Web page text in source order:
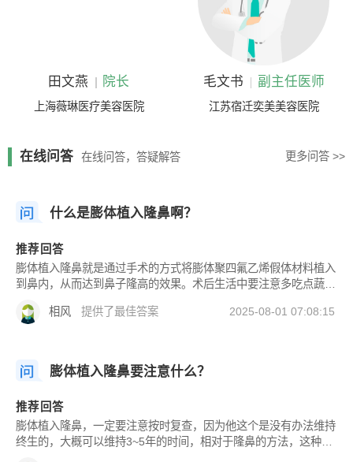
田文燕 院长
上海薇琳医疗美容医院
毛文书 副主任医师
江苏宿迁奕美美容医院
在线问答 在线问答，答疑解答 更多问答 >>
什么是膨体植入隆鼻啊？
推荐回答
膨体植入隆鼻就是通过手术的方式将膨体聚四氟乙烯假体材料植入
到鼻内，从而达到鼻子隆高的效果。术后生活中要注意多吃点蔬
的蔬菜，不宜吃过油腻、辛辣等食物，如：烧烤，火锅等等对病情
相风 提供了最佳答案 2025-08-01 07:08:15
膨体植入隆鼻要注意什么？
推荐回答
膨体植入隆鼻，一定要注意按时复查，因为他这个是没有办法维持
终生的，大概可以维持3~5年的时间，相对于隆鼻的方法，这种方